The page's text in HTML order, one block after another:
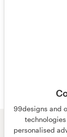
99designs and
personalised
há
e